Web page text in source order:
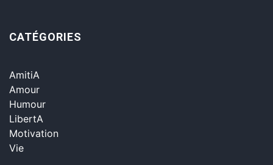
CATÉGORIES
AmitiA
Amour
Humour
LibertA
Motivation
Vie